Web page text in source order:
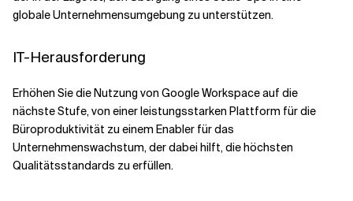
globale Unternehmensumgebung zu unterstützen.
IT-Herausforderung
Erhöhen Sie die Nutzung von Google Workspace auf die
nächste Stufe, von einer leistungsstarken Plattform für die
Büroproduktivität zu einem Enabler für das
Unternehmenswachstum, der dabei hilft, die höchsten
Qualitätsstandards zu erfüllen.